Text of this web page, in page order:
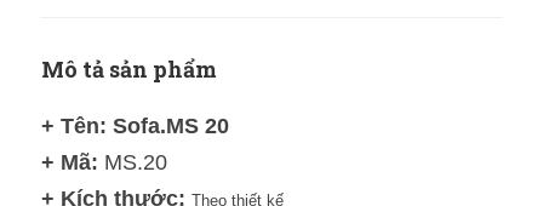
Mô tả sản phẩm
+ Tên: Sofa.MS 20
+ Mã: MS.20
+ Kích thước: Theo thiết kế